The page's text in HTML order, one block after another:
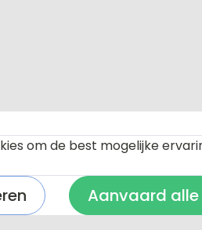
om de best mogelijke
Aanvaard